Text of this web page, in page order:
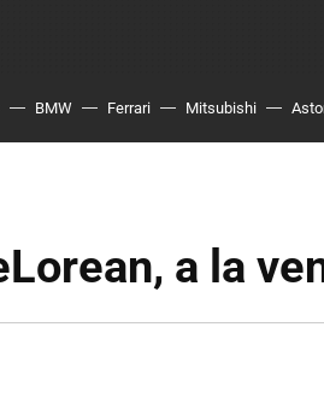
BMW Ferrari Mitsubishi
a la